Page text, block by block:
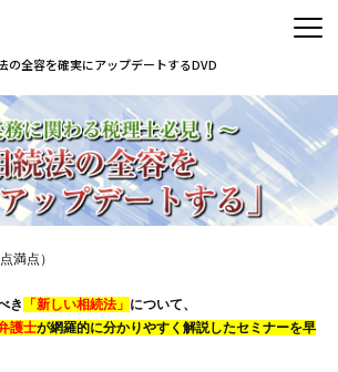
の全容を確実にアップデートするDVD
満点）
き 「新しい相続法」 について、
護士が網羅的に分かりやすく解説したセミナーを早